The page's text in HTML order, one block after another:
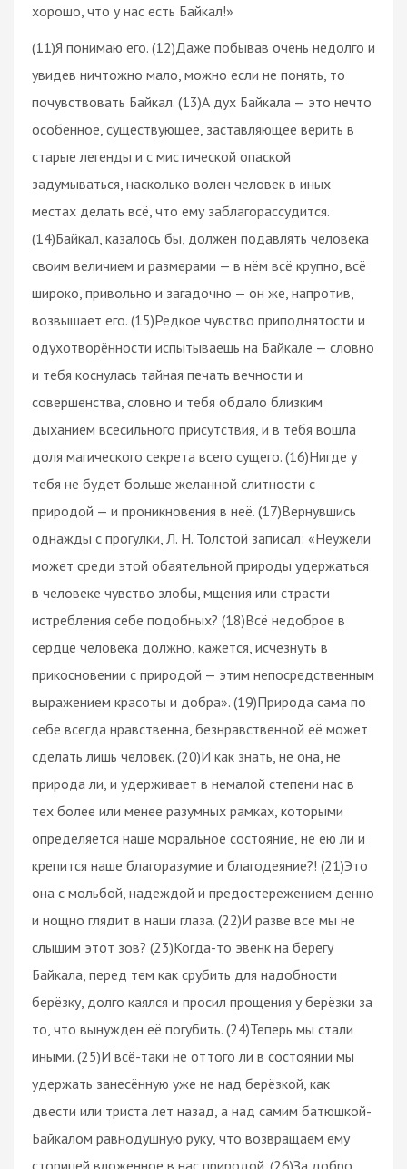
хорошо, что у нас есть Байкал!»
(11)Я понимаю его. (12)Даже побывав очень недолго и
увидев ничтожно мало, можно если не понять, то
почувствовать Байкал. (13)А дух Байкала — это нечто
особенное, существующее, заставляющее верить в
старые легенды и с мистической опаской
задумываться, насколько волен человек в иных
местах делать всё, что ему заблагорассудится.
(14)Байкал, казалось бы, должен подавлять человека
своим величием и размерами — в нём всё крупно, всё
широко, привольно и загадочно — он же, напротив,
возвышает его. (15)Редкое чувство приподнятости и
одухотворённости испытываешь на Байкале — словно
и тебя коснулась тайная печать вечности и
совершенства, словно и тебя обдало близким
дыханием всесильного присутствия, и в тебя вошла
доля магического секрета всего сущего. (16)Нигде у
тебя не будет больше желанной слитности с
природой — и проникновения в неё. (17)Вернувшись
однажды с прогулки, Л. Н. Толстой записал: «Неужели
может среди этой обаятельной природы удержаться
в человеке чувство злобы, мщения или страсти
истребления себе подобных? (18)Всё недоброе в
сердце человека должно, кажется, исчезнуть в
прикосновении с природой — этим непосредственным
выражением красоты и добра». (19)Природа сама по
себе всегда нравственна, безнравственной её может
сделать лишь человек. (20)И как знать, не она, не
природа ли, и удерживает в немалой степени нас в
тех более или менее разумных рамках, которыми
определяется наше моральное состояние, не ею ли и
крепится наше благоразумие и благодеяние?! (21)Это
она с мольбой, надеждой и предостережением денно
и нощно глядит в наши глаза. (22)И разве все мы не
слышим этот зов? (23)Когда-то эвенк на берегу
Байкала, перед тем как срубить для надобности
берёзку, долго каялся и просил прощения у берёзки за
то, что вынужден её погубить. (24)Теперь мы стали
иными. (25)И всё-таки не оттого ли в состоянии мы
удержать занесённую уже не над берёзкой, как
двести или триста лет назад, а над самим батюшкой-
Байкалом равнодушную руку, что возвращаем ему
сторицей вложенное в нас природой. (26)За добро